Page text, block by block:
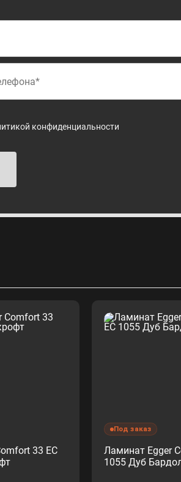
конфиденциальности
33 EC
Под заказ
Ламинат Egger
1055 Дуб